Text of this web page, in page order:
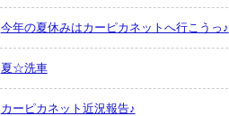
今年の夏休みはカーピカネットへ行こうっ♪
夏☆洗車
カーピカネット近況報告♪